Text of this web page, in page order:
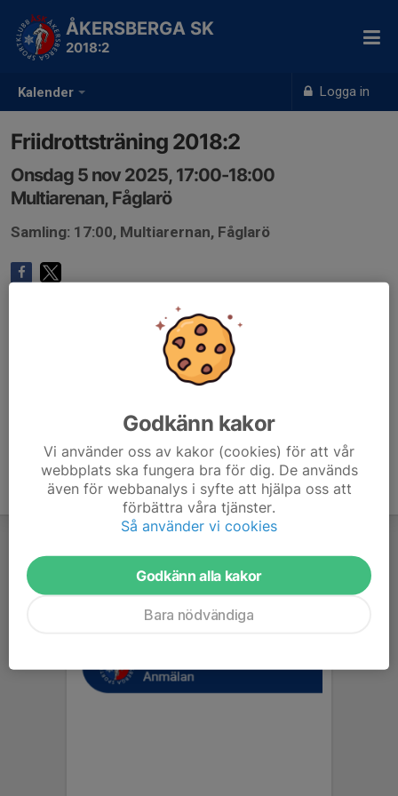
Kalender Logga in
ÅKERSBERGA SK
2018:2
Friidrottsträning 2018:2
Onsdag 5 nov 2025, 17:00-18:00
Multiarenan, Fåglarö
Samling: 17:00, Multiarernan, Fåglarö
Godkänn kakor
Vi använder oss av kakor (cookies) för att vår
webbplats ska fungera bra för dig. De används
även för webbanalys i syfte att hjälpa oss att
förbättra våra tjänster.
Så använder vi cookies
Godkänn alla kakor
Bara nödvändiga